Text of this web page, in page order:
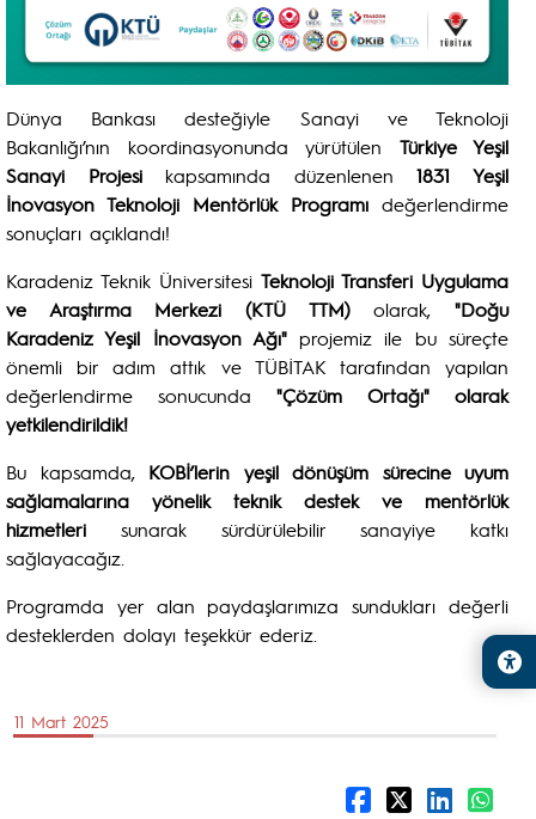
Dünya Bankası desteğiyle Sanayi ve Teknoloji
Bakanlığı’nın koordinasyonunda yürütülen Türkiye Yeşil
Sanayi Projesikapsamında düzenlenen1831 Yeşil
İnovasyon Teknoloji Mentörlük Programı değerlendirme
sonuçları açıklandı!
Karadeniz Teknik Üniversitesi Teknoloji Transferi Uygulama
ve Araştırma Merkezi (KTÜ TTM)olarak,"Doğu
Karadeniz Yeşil İnovasyon Ağı"projemiz ile bu süreçte
önemli bir adım attık ve TÜBİTAK tarafından yapılan
değerlendirme sonucunda "Çözüm Ortağı" olarak
yetkilendirildik!
Bu kapsamda, KOBİ’lerin yeşil dönüşüm sürecine uyum
sağlamalarına yönelik teknik destek ve mentörlük
hizmetleri sunarak sürdürülebilir sanayiye katkı
sağlayacağız.
Programda yer alan paydaşlarımıza sundukları değerli
desteklerden dolayı teşekkür ederiz.
11 Mart 2025